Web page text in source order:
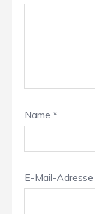
Name *
E-Mail-Adresse